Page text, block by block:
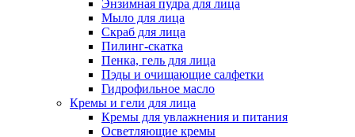
Энзимная пудра для лица
Мыло для лица
Скраб для лица
Пилинг-скатка
Пенка, гель для лица
Пэды и очищающие салфетки
Гидрофильное масло
Кремы и гели для лица
Кремы для увлажнения и питания
Осветляющие кремы